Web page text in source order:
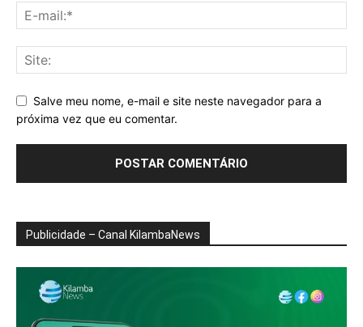
Salve meu nome, e-mail e site neste navegador para a
próxima vez que eu comentar.
Publicidade – Canal KilambaNews